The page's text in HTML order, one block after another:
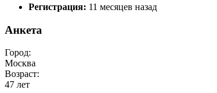
Регистрация: 11 месяцев назад
Анкета
Город:
Москва
Возраст:
47 лет